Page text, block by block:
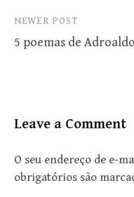
NEWER POST
5 poemas de
Leave a Comment
O seu endereço de e-
obrigatórios são